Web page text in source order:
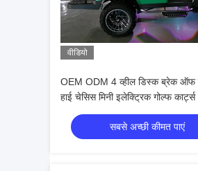
वीडियो
OEM ODM 4 व्हील डिस्क ब्रेक ऑफ
हाई चेसिस मिनी इलेक्ट्रिक गोल्फ
आईपी 66 डिस्प्ले 4 सीट गोल्फ कार्ट
सबसे अच्छी कीमत पाएं